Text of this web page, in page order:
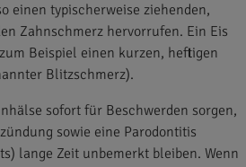
einen typischerweise ziehenden,
Zahnschmerz hervorrufen. Ein Eis
Beispiel einen kurzen, heftigen
Blitzschmerz).
sofort für Beschwerden sorgen,
sowie eine Parodontitis
lange Zeit unbemerkt bleiben. Wenn